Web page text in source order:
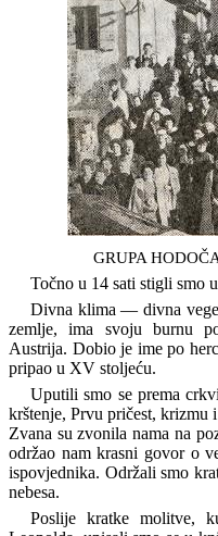
GRUPA
Točno u 14 sati stigli smo
Divna klima — divna
zemlje, ima svoju burnu
Austrija. Dobio je ime po
pripao u XV stoljeću.
Uputili smo se prema
krštenje, Prvu pričest, krizmu
Zvana su zvonila nama na
održao nam krasni govor o
ispovjednika. Održali smo
nebesa.
Poslije kratke molitve,